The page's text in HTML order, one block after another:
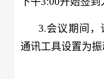
3.会议期间
通讯工具设置为振